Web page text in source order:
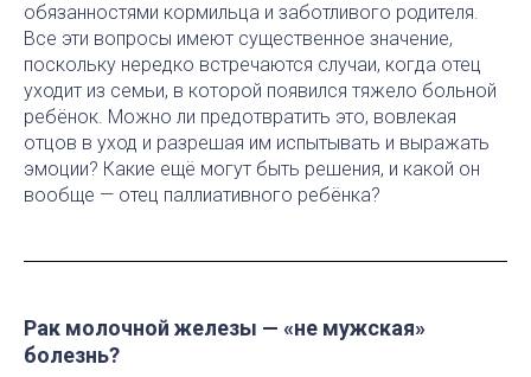
обязанностями кормильца и заботливого родителя.
Все эти вопросы имеют существенное значение,
поскольку нередко встречаются случаи, когда отец
уходит из семьи, в которой появился тяжело больной
ребёнок. Можно ли предотвратить это, вовлекая
отцов в уход и разрешая им испытывать и выражать
эмоции? Какие ещё могут быть решения, и какой он
вообще — отец паллиативного ребёнка?
Рак молочной железы — «не мужская»
болезнь?